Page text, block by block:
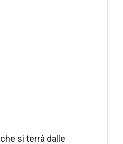
si terrà dalle